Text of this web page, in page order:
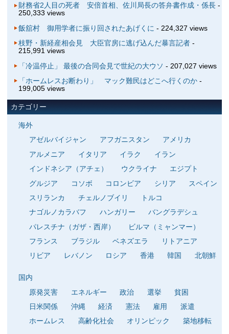
財務省2人目の死者 安倍首相、佐川局長の答弁書作成・係長-
250,333 views
飯舘村 御用学者に振り回されたあげくに - 224,327 views
枝野・新経産相会見 大臣官房に逃げ込んだ暴言記者-
215,991 views
「冷温停止」 最後の合同会見で世紀の大ウソ - 207,027 views
「ホームレスお断わり」 マック難民はどこへ行くのか-
199,005 views
カテゴリー
海外
アゼルバイジャン
アフガニスタン
アメリカ
アルメニア
イタリア イラク
イラン
インドネシア（アチェ）
ウクライナ
エジプト
グルジア
コソボ コロンビア シリア
スペイン
スリランカ
チェルノブイリ
トルコ
ナゴルノカラバフ
ハンガリー
バングラデシュ
パレスチナ（ガザ・西岸）
ビルマ（ミャンマー）
フランス
ブラジル ベネズエラ
リトアニア
リビア
レバノン ロシア 香港 韓国 北朝鮮
国内
原発災害
エネルギー 政治 選挙
貧困
日米関係
沖縄 経済 憲法 雇用
派遣
ホームレス
高齢化社会 オリンピック 築地移転